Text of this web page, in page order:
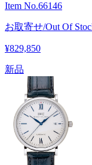
Item No.66146
お取寄せ/Out Of
¥829,850
新品